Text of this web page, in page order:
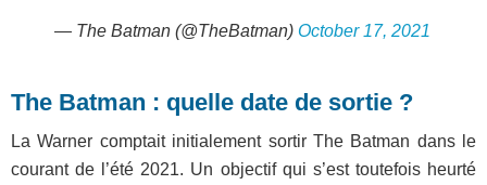
— The Batman (@TheBatman) October 17, 2021
The Batman : quelle date de sortie ?
La Warner comptait initialement sortir The Batman dans le
courant de l’été 2021. Un objectif qui s’est toutefois heurté